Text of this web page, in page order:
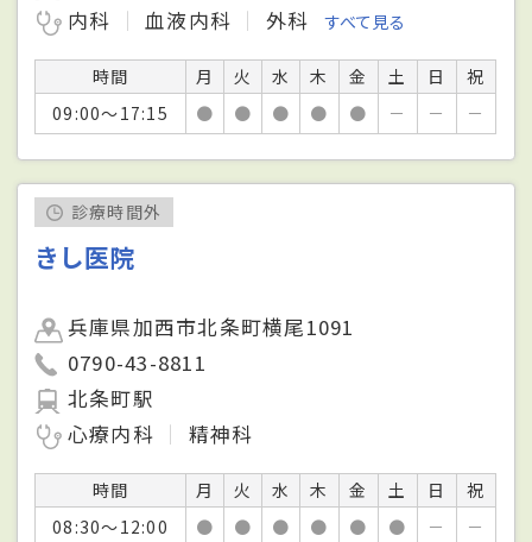
内科
血液内科 外科 すべて見る
時間 月 火 水 木 金 土 日
祝
09:00～17:15
● ● ● ● ● － － －
診療時間外
きし医院
兵庫県加西市北条町横尾1091
0790-43-8811
北条町駅
心療内科
精神科
時間 月 火 水 木 金 土 日
祝
08:30～12:00
● ● ● ● ● ● －
－